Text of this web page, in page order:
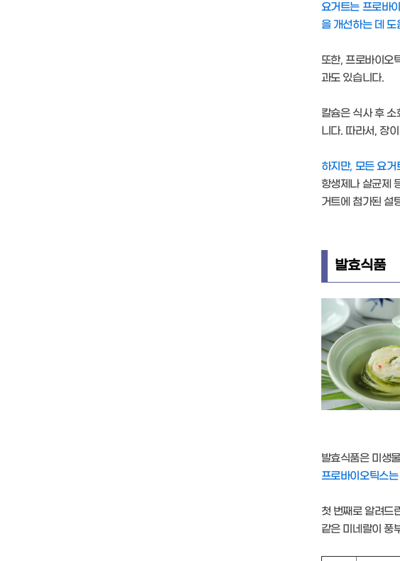
요거트는 프로바
을 개선하는 데 도
또한, 프로바이오
과도 있습니다.
칼슘은 식사 후
니다. 따라서, 장
하지만, 모든 요
항생제나 살균제
거트에 첨가된 설
발효식품
발효식품은 미생
프로바이오틱스
첫 번째로 알려드
같은 미네랄이 풍